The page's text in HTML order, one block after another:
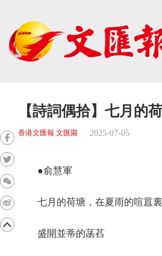
【詩詞偶拾】七月的
香港文匯報 文匯園 2025-07-05
●俞慧軍
七月的荷塘，在夏雨的喧囂裏
盛開並蒂的菡萏